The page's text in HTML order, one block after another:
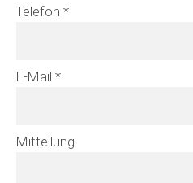
Telefon *
E-Mail *
Mitteilung